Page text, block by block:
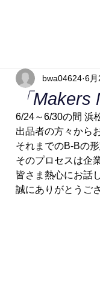
「
bwa04624 6月
6/24～6/30の間 浜
出品者の方々から
それまでのB-Bの
そのプロセスは企
皆さま熱心にお話
誠にありがとうご